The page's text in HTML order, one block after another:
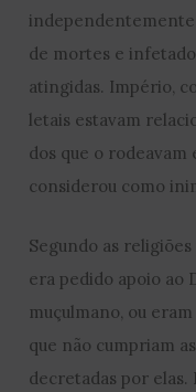
independentemente
de mortes e
atingidas. Império,
letais estavam
dos que o rodeavam
considerou como
Segundo as
era pedido apoio ao
muçulmano, ou
que não cumpriam
decretadas por elas.